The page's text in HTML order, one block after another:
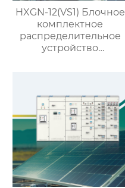
HXGN-12(VS1) Блочное
комплектное
распределительное
устройство